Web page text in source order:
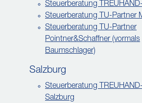
Steuerberatung
Steuerberatung TU-Partner
Steuerberatung TU-Partner
Pointner&Schaffner (vormals
Baumschlager)
Salzburg
Steuerberatung
Salzburg